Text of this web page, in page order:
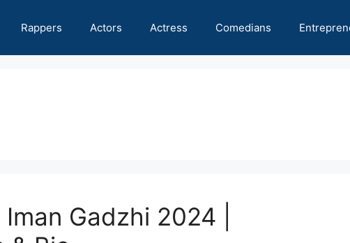
Rappers Actors Actress Comedians
Gadzhi 2024 |